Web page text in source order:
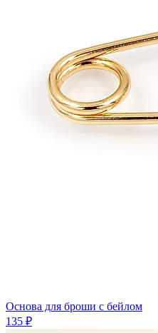
Основа для броши с бейлом
135 ₽